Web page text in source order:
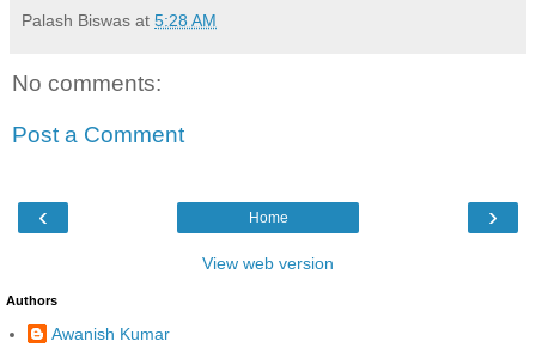
Palash Biswas at 5:28 AM
No comments:
Post a Comment
‹ ›
Home
View web version
Authors
Awanish Kumar